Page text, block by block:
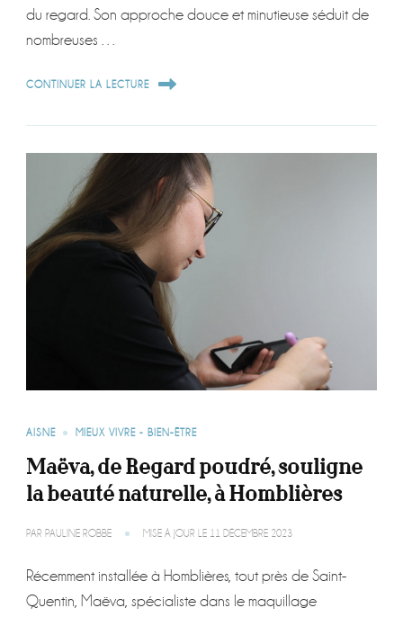
du regard. Son approche douce et minutieuse séduit de
nombreuses …
CONTINUER LA LECTURE
AISNE MIEUX VIVRE - BIEN-ÊTRE
Maëva, de Regard poudré, souligne
la beauté naturelle, à Homblières
PAR PAULINE ROBBE MISE À JOUR LE 11 DÉCEMBRE 2023
Récemment installée à Homblières, tout près de Saint-
Quentin, Maëva, spécialiste dans le maquillage